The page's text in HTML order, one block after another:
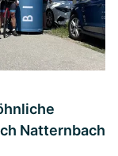
Natternbach